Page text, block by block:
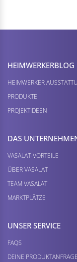
HEIMWERKER­BLOG
HEIMWERKER
PRODUKTE
PROJEKTIDEEN
DAS
VASALAT-VORTEILE
ÜBER VASALAT
TEAM VASALAT
MARKTPLÄTZE
UNSER SERVICE
FAQS
DEINE PRODUKTANFRAGE